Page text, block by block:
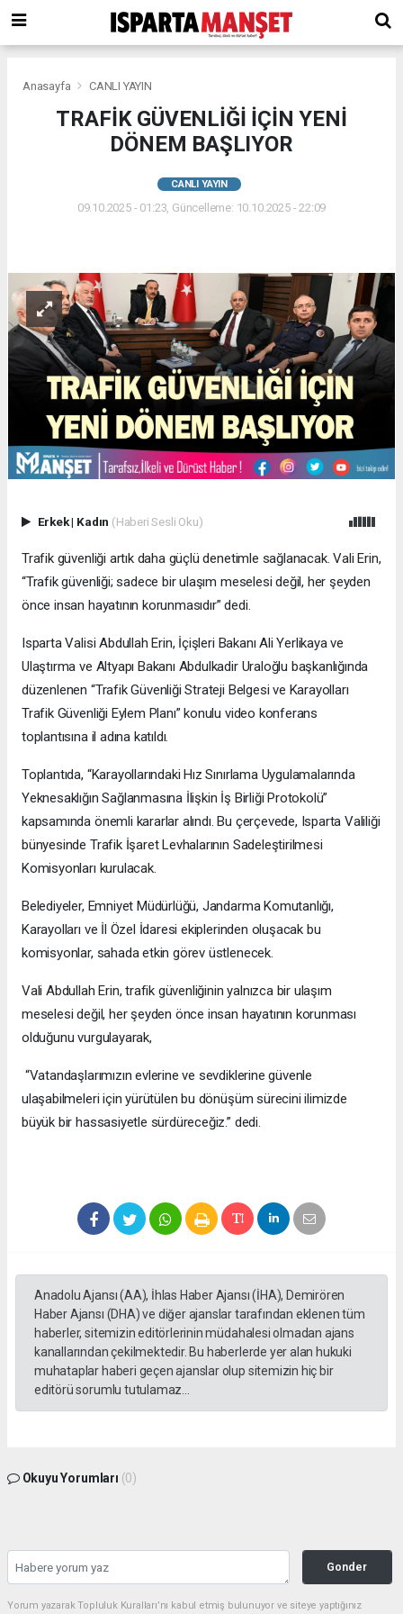
Anasayfa CANLI YAYIN
TRAFİK GÜVENLİĞİ İÇİN YENİ
DÖNEM BAŞLIYOR
CANLI YAYIN
09.10.2025 - 01:23, Güncelleme: 10.10.2025 - 22:09
Erkek| Kadın (Haberi Sesli Oku)
Trafik güvenliği artık daha güçlü denetimle sağlanacak. Vali Erin,
“Trafik güvenliği; sadece bir ulaşım meselesi değil, her şeyden
önce insan hayatının korunmasıdır” dedi.
Isparta Valisi Abdullah Erin, İçişleri Bakanı Ali Yerlikaya ve
Ulaştırma ve Altyapı Bakanı Abdulkadir Uraloğlu başkanlığında
düzenlenen “Trafik Güvenliği Strateji Belgesi ve Karayolları
Trafik Güvenliği Eylem Planı” konulu video konferans
toplantısına il adına katıldı.
Toplantıda, “Karayollarındaki Hız Sınırlama Uygulamalarında
Yeknesaklığın Sağlanmasına İlişkin İş Birliği Protokolü”
kapsamında önemli kararlar alındı. Bu çerçevede, Isparta Valiliği
bünyesinde Trafik İşaret Levhalarının Sadeleştirilmesi
Komisyonları kurulacak.
Belediyeler, Emniyet Müdürlüğü, Jandarma Komutanlığı,
Karayolları ve İl Özel İdaresi ekiplerinden oluşacak bu
komisyonlar, sahada etkin görev üstlenecek.
Vali Abdullah Erin, trafik güvenliğinin yalnızca bir ulaşım
meselesi değil, her şeyden önce insan hayatının korunması
olduğunu vurgulayarak,
“Vatandaşlarımızın evlerine ve sevdiklerine güvenle
ulaşabilmeleri için yürütülen bu dönüşüm sürecini ilimizde
büyük bir hassasiyetle sürdüreceğiz.” dedi.
Anadolu Ajansı (AA), İhlas Haber Ajansı (İHA), Demirören
Haber Ajansı (DHA) ve diğer ajanslar tarafından eklenen tüm
haberler, sitemizin editörlerinin müdahalesi olmadan ajans
kanallarından çekilmektedir. Bu haberlerde yer alan hukuki
muhataplar haberi geçen ajanslar olup sitemizin hiç bir
editörü sorumlu tutulamaz...
Okuyu Yorumları (0)
Gonder
Yorum yazarak Topluluk Kuralları’nı kabul etmiş bulunuyor ve siteye yaptığınız